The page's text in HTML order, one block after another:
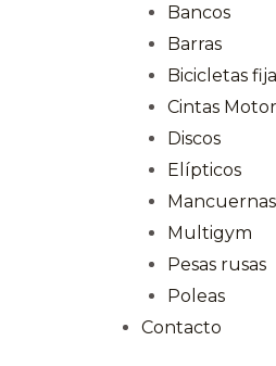
Bancos
Barras
Bicicletas
Cintas
Discos
Elípticos
Mancuernas
Multigym
Pesas rusas
Poleas
Contacto